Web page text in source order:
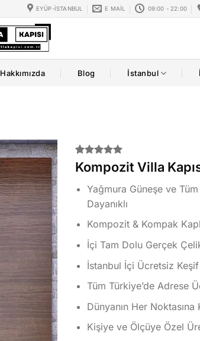
EYÜP-İSTANBUL E MAIL 09:00 - 22:00
Hakkımızda Blog İstanbul
2
müşteri
puanına
5 üzerinden
5.00puan
Kompozit Villa
Yağmura Güneşe ve
Dayanıklı
Kompozit & Kompak
İçi Tam Dolu Gerçek
İstanbul İçi Ücretsiz
Tüm Türkiye’de Adrese
Dünyanın Her
Kişiye ve Ölçüye Özel